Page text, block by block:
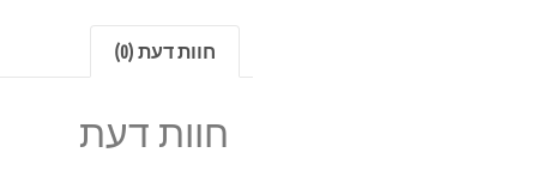
חוות דעת (0)
חוות דעת